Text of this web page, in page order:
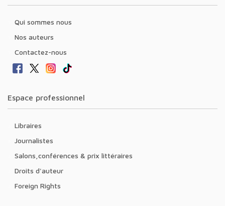
Qui sommes nous
Nos auteurs
Contactez-nous
Espace professionnel
Libraires
Journalistes
Salons,conférences & prix littéraires
Droits d'auteur
Foreign Rights